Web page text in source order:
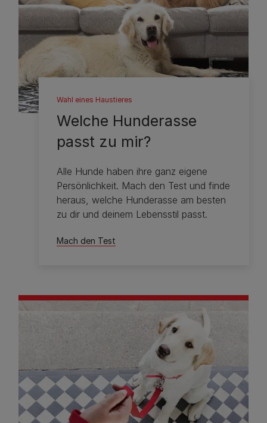
Wahl eines Haustieres
Welche Hunderasse
passt zu mir?
Alle Hunde haben ihre ganz eigene
Persönlichkeit. Mach den Test und finde
heraus, welche Hunderasse am besten
zu dir und deinem Lebensstil passt.
Mach den Test